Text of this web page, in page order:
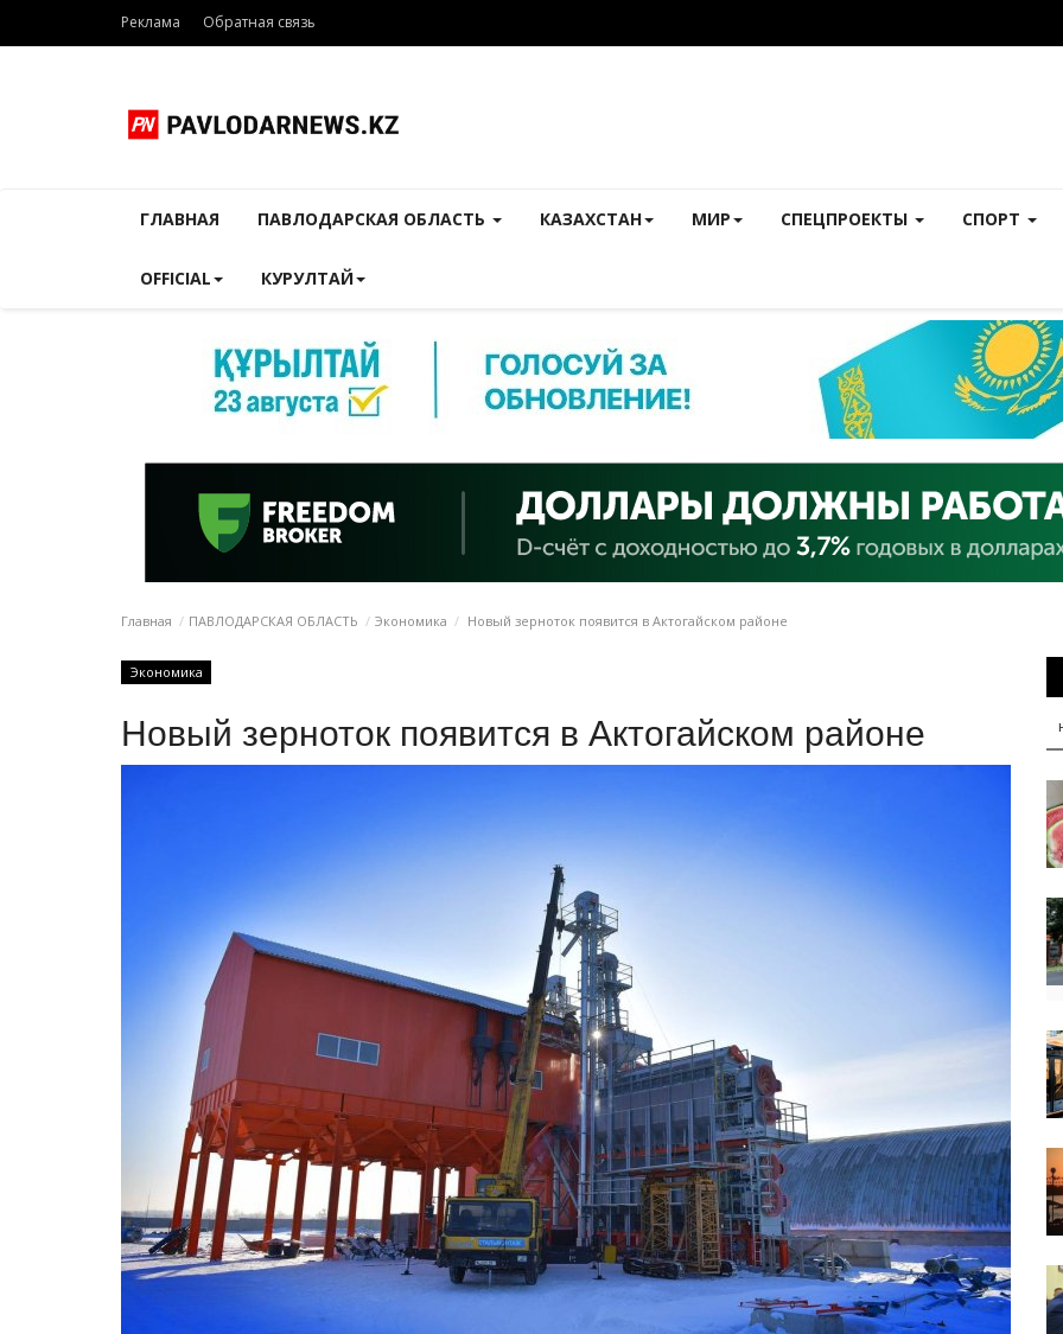
Реклама Обратная связь
ГЛАВНАЯ ПАВЛОДАРСКАЯ ОБЛАСТЬ КАЗАХСТАН МИР СПЕЦПРОЕКТЫ СПОРТ
OFFICIAL КУРУЛТАЙ
Главная ПАВЛОДАРСКАЯ ОБЛАСТЬ Экономика Новый зерноток появится в Актогайском районе
Экономика
Новый зерноток появится в Актогайском районе